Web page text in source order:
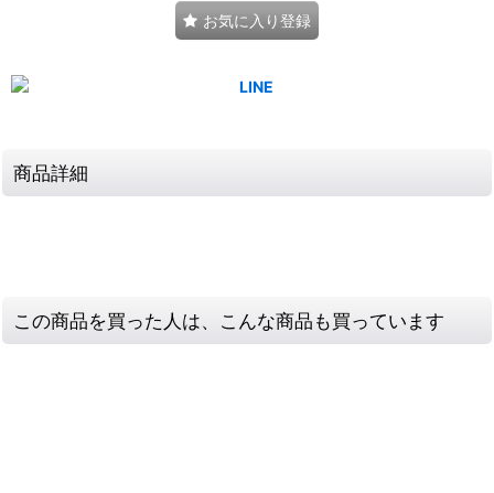
お気に入り登録
商品詳細
この商品を買った人は、こんな商品も買っています